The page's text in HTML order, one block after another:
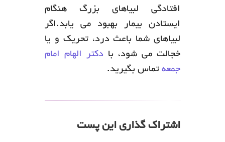
افتادگی لبیاهای بزرگ هنگام
ایستادن بیمار بهبود می یابد.اگر
لبیاهای شما باعث درد، تحریک و یا
خجالت می شود، با دکتر الهام امام
جمعه تماس بگیرید.
اشتراک گذاری این پست